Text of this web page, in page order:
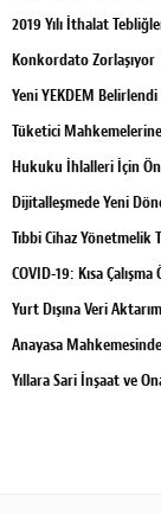
2019 Yılı İthalat
Konkordato Zorlaşıyor
Yeni YEKDEM Belirlendi
Tüketici
Hukuku İhlalleri İçin
Dijitalleşmede Yeni
Tıbbi Cihaz Yönetmelik
COVID-19: Kısa
Yurt Dışına Veri
Anayasa
Yıllara Sari İnşaat ve